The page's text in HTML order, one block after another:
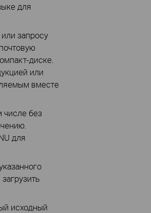
для
запросу
диске.
или
вместе
без
для
исходный